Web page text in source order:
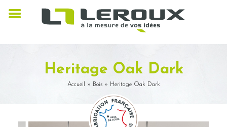
Heritage Oak Dark
Accueil » Bois» Heritage Oak Dark